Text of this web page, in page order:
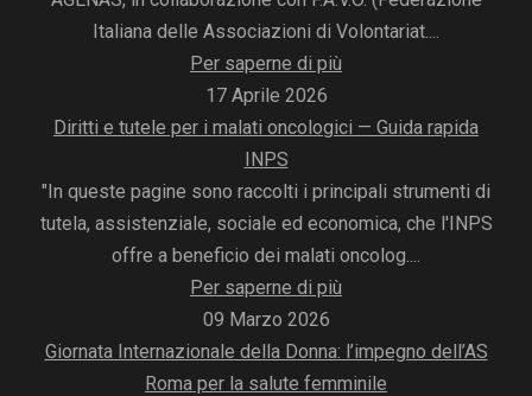
Italiana delle Associazioni di Volontariat....
Per saperne di più
17 Aprile 2026
Diritti e tutele per i malati oncologici — Guida rapida
INPS
"In queste pagine sono raccolti i principali strumenti di
tutela, assistenziale, sociale ed economica, che l'INPS
offre a beneficio dei malati oncolog....
Per saperne di più
09 Marzo 2026
Giornata Internazionale della Donna: l’impegno dell’AS
Roma per la salute femminile